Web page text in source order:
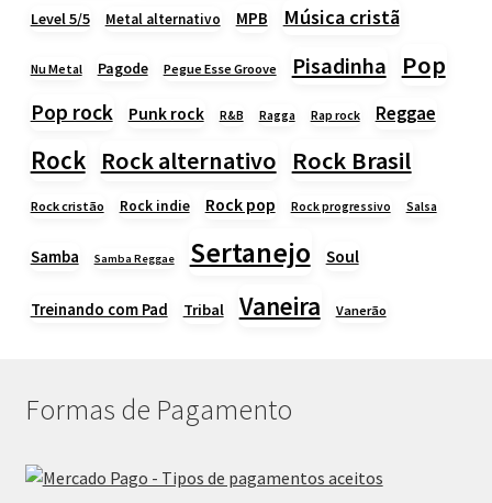
Level 5/5 Metal alternativo MPB Música cristã
Nu Metal Pagode Pegue Esse Groove Pisadinha Pop
Pop rock Punk rock R&B Ragga Rap rock Reggae
Rock Rock alternativo Rock Brasil
Rock cristão Rock indie Rock pop Rock progressivo Salsa
Samba Samba Reggae Sertanejo Soul
Treinando com Pad Tribal Vaneira Vanerão
Formas de Pagamento